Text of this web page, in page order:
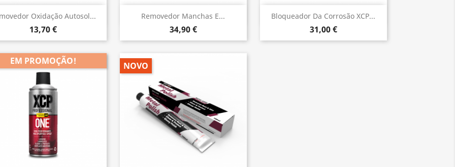
Oxidação Autosol...
13,70 €
Vista rápida Removedor Manchas E...
34,90 €
Vista rápida Bloqueador Da Corrosão XCP...
31,00 €
Vista rápida
EM PROMOÇÃO! NOVO